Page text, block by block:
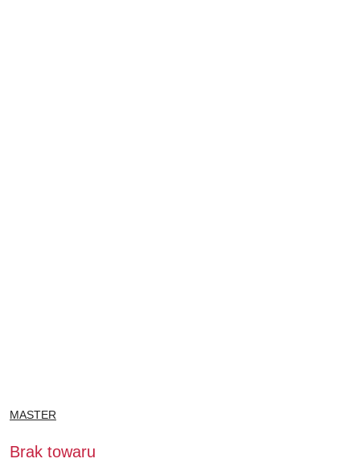
NAZWA
PRODUCENTA:
MASTER
Brak towaru